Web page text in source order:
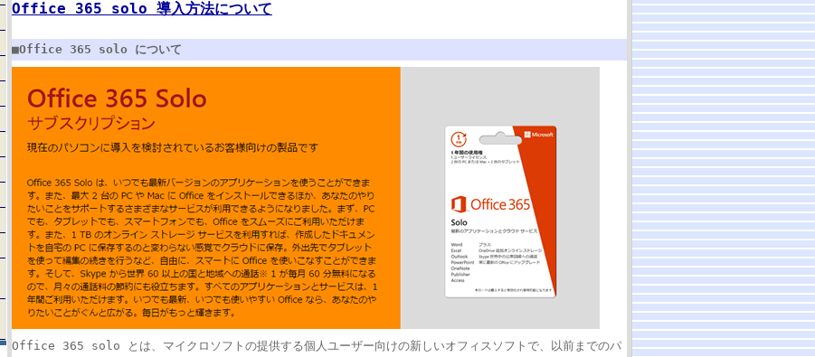
Office 365 solo 導入方法について
■Office 365 solo について
Office 365 solo とは、マイクロソフトの提供する個人ユーザー向けの新しいオフィスソフトで、以前までのパ